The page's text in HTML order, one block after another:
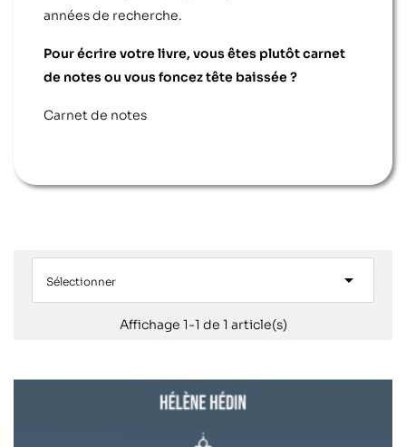
années de recherche.
Pour écrire votre livre, vous êtes plutôt carnet
de notes ou vous foncez tête baissée ?
Carnet de notes
Sélectionner 
Affichage 1-1 de 1 article(s)